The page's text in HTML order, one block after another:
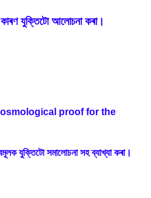
কাৰণ যুক্তিটো আলোচনা কৰা।
proof for the
যুক্তিটো সমালোচনা সহ ব্যাখ্যা কৰা।